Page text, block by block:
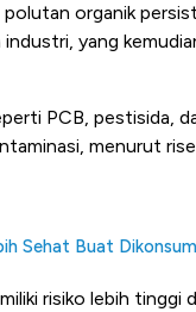
organik
yang
PCB, pestisida,
menurut
Sehat Buat
risiko lebih tinggi